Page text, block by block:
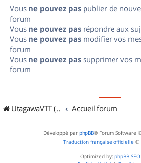
Vous ne pouvez pas publier de
forum
Vous ne pouvez pas répondre aux
Vous ne pouvez pas modifier vos
forum
Vous ne pouvez pas supprimer vos
forum
UtagawaVTT (Randos VTT et VTTAE avec traces GPS) Accueil forum
Développé par phpBB® Forum Software
Traduction française officielle ©
Optimized by: phpBB SEO